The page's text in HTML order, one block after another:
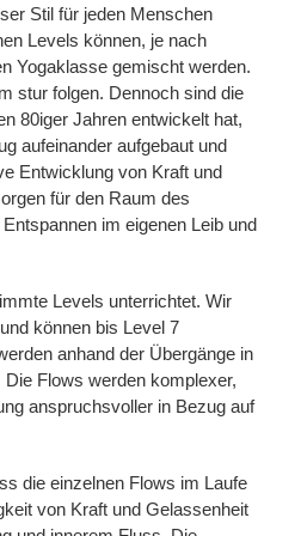
Stil für jeden Menschen
Levels können, je nach
Yogaklasse gemischt werden.
stur folgen. Dennoch sind die
80iger Jahren entwickelt hat,
aufeinander aufgebaut und
Entwicklung von Kraft und
für den Raum des
im eigenen Leib und
Levels unterrichtet. Wir
können bis Level 7
anhand der Übergänge in
Flows werden komplexer,
anspruchsvoller in Bezug auf
die einzelnen Flows im Laufe
von Kraft und Gelassenheit